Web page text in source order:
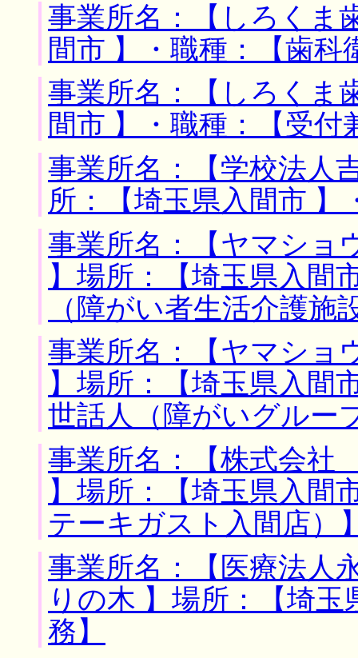
事業所名：【しろくま
間市 】・職種：【歯科
事業所名：【しろくま
間市 】・職種：【受付
事業所名：【学校法人
所：【埼玉県入間市 】
事業所名：【ヤマシ
】場所：【埼玉県入間
（障がい者生活介護施
事業所名：【ヤマシ
】場所：【埼玉県入間
世話人（障がいグルー
事業所名：【株式会
】場所：【埼玉県入間
テーキガスト入間店）
事業所名：【医療法
りの木 】場所：【埼
務】